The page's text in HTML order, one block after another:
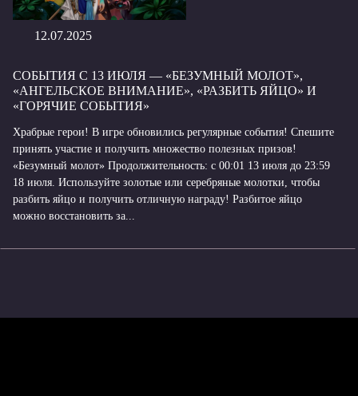
12.07.2025
СОБЫТИЯ С 13 ИЮЛЯ — «БЕЗУМНЫЙ МОЛОТ»,
«АНГЕЛЬСКОЕ ВНИМАНИЕ», «РАЗБИТЬ ЯЙЦО» И
«ГОРЯЧИЕ СОБЫТИЯ»
Храбрые герои! В игре обновились регулярные события! Спешите
принять участие и получить множество полезных призов!
«Безумный молот» Продолжительность: с 00:01 13 июля до 23:59
18 июля. Используйте золотые или серебряные молотки, чтобы
разбить яйцо и получить отличную награду! Разбитое яйцо
можно восстановить за...